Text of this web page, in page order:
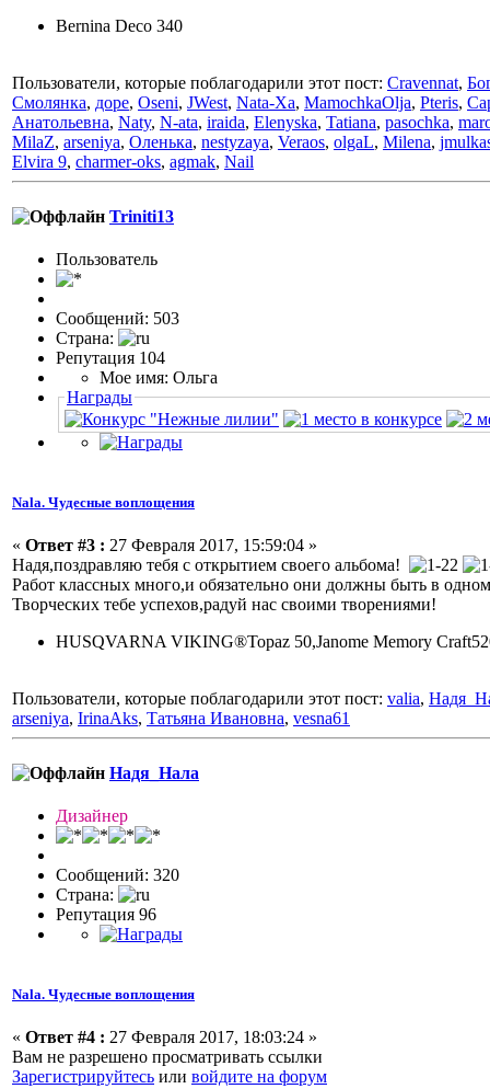
Bernina Deco 340
Пользователи, которые поблагодарили этот пост: Cravennat,
Смолянка, доре, Oseni, JWest, Nata-Xa, MamochkaOlja, Pteris,
Анатольевна, Naty, N-ata, iraida, Elenyska, Tatiana, pasochka,
MilaZ, arseniya, Оленька, nestyzaya, Veraos, olgaL, Milena,
Elvira 9, charmer-oks, agmak, Nail
Triniti13
Пользовaтeль
Сообщений: 503
Страна:
Репутация 104
Мое имя: Ольга
Награды
Nala. Чудесные воплощения
« Ответ #3 : 27 Февраля 2017, 15:59:04 »
Надя,поздравляю тебя с открытием своего альбома!
Работ классных много,и обязательно они должны быть в
Творческих тебе успехов,радуй нас своими творениями!
HUSQVARNA VIKING®Topaz 50,Janome Memory
Пользователи, которые поблагодарили этот пост: valia,
arseniya, IrinaAks, Татьяна Ивановна, vesna61
Надя_Нала
Дизайнер
Сообщений: 320
Страна:
Репутация 96
Nala. Чудесные воплощения
« Ответ #4 : 27 Февраля 2017, 18:03:24 »
Вам не разрешено просматривать ссылки
Зарегистрируйтесь или войдите на форум